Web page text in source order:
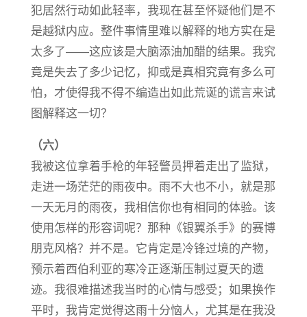
犯居然行动如此轻率，我现在甚至怀疑他们是不
是越狱内应。整件事情里难以解释的地方实在是
太多了——这应该是大脑添油加醋的结果。我究
竟是失去了多少记忆，抑或是真相究竟有多么可
怕，才使得我不得不编造出如此荒诞的谎言来试
图解释这一切？
（六）
我被这位拿着手枪的年轻警员押着走出了监狱，
走进一场茫茫的雨夜中。雨不大也不小，就是那
一天无月的雨夜，我相信你也有相同的体验。该
使用怎样的形容词呢？那种《银翼杀手》的赛博
朋克风格？并不是。它肯定是冷锋过境的产物，
预示着西伯利亚的寒冷正逐渐压制过夏天的遗
迹。我很难描述我当时的心情与感受；如果换作
平时，我肯定觉得这雨十分恼人，尤其是在我没